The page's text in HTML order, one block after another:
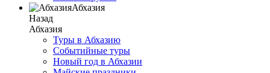
Абхазия
Назад
Абхазия
Туры в Абхазию
Событийные туры
Новый год в Абхазии